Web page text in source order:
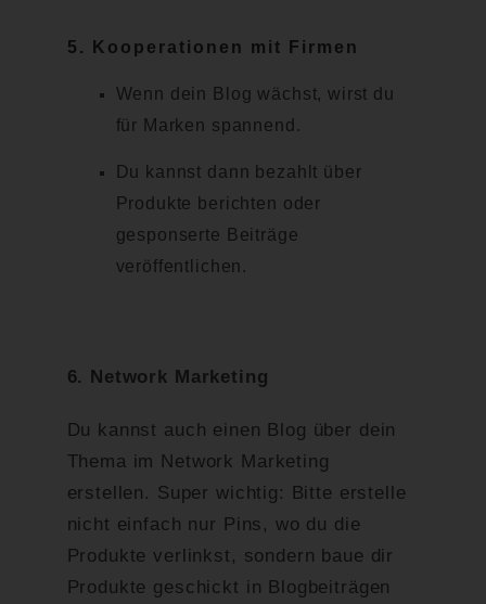
5. Kooperationen mit Firmen
Wenn dein Blog wächst, wirst du
für Marken spannend.
Du kannst dann bezahlt über
Produkte berichten oder
gesponserte Beiträge
veröffentlichen.
6. Network Marketing
Du kannst auch einen Blog über dein
Thema im Network Marketing
erstellen. Super wichtig: Bitte erstelle
nicht einfach nur Pins, wo du die
Produkte verlinkst, sondern baue dir
Produkte geschickt in Blogbeiträgen